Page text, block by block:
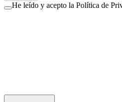
He leído y acepto la Política de